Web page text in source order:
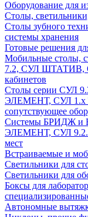
Оборудование для
Cтолы,
Столы зубного
системы хранения
Готовые решения
Мобильные столы,
7.2, СУЛ ШТАТИВ,
кабинетов
Столы серии СУЛ
ЭЛЕМЕНТ, СУЛ 1.х
сопутствующее
Системы БРИДЖ и
ЭЛЕМЕНТ, СУЛ 9.2.
мест
Встраиваемые и
Светильники для
Светильники для
Боксы для
Автономные